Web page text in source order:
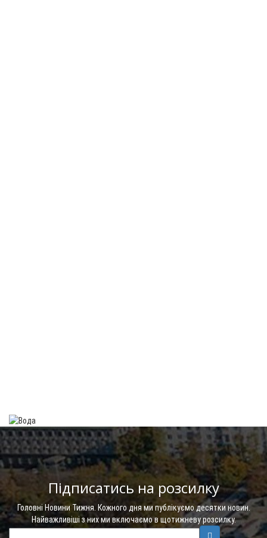
Підписатись на розсилку
Головні Новини Тижня. Кожного дня ми публікуємо десятки новин.
Найважливіші з них ми включаємо в щотижневу розсилку.